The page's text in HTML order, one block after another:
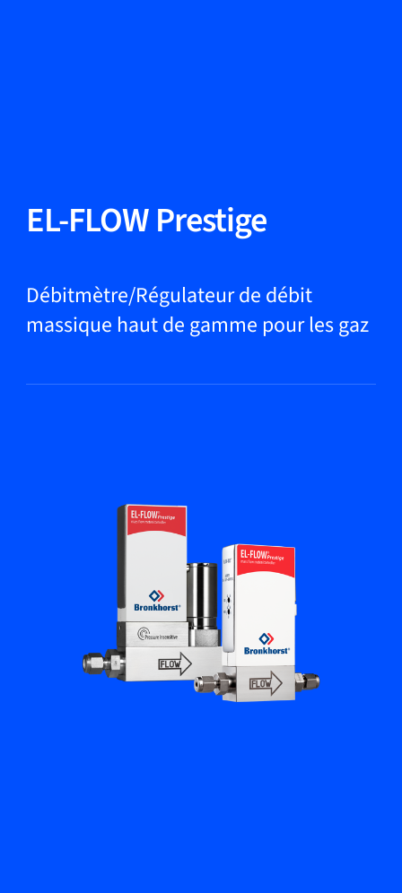
Produits
Applications
Bronkhorst
EL-FLOW Prestige
Débitmètre/Régulateur de débit
massique haut de gamme pour les gaz